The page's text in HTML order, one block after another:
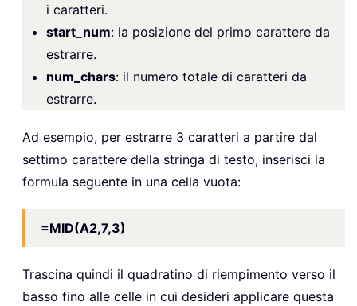
i caratteri.
start_num: la posizione del primo carattere da
estrarre.
num_chars: il numero totale di caratteri da
estrarre.
Ad esempio, per estrarre 3 caratteri a partire dal
settimo carattere della stringa di testo, inserisci la
formula seguente in una cella vuota:
=MID(A2,7,3)
Trascina quindi il quadratino di riempimento verso il
basso fino alle celle in cui desideri applicare questa